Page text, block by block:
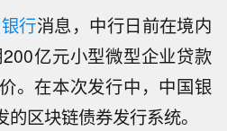
行消息，中行日前在境内
亿元小型微型企业贷款
。在本次发行中，中国银
区块链债券发行系统。